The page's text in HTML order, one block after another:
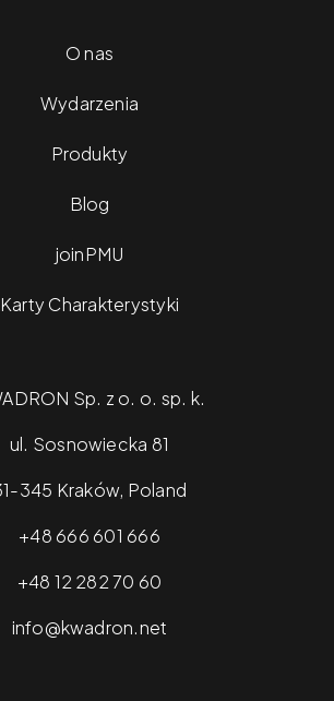
O nas
Wydarzenia
Produkty
Blog
joinPMU
Karty Charakterystyki
Sp. z o. o. sp. k.
ul. Sosnowiecka 81
345 Kraków, Poland
+48 666 601 666
+48 12 282 70 60
info@kwadron.net